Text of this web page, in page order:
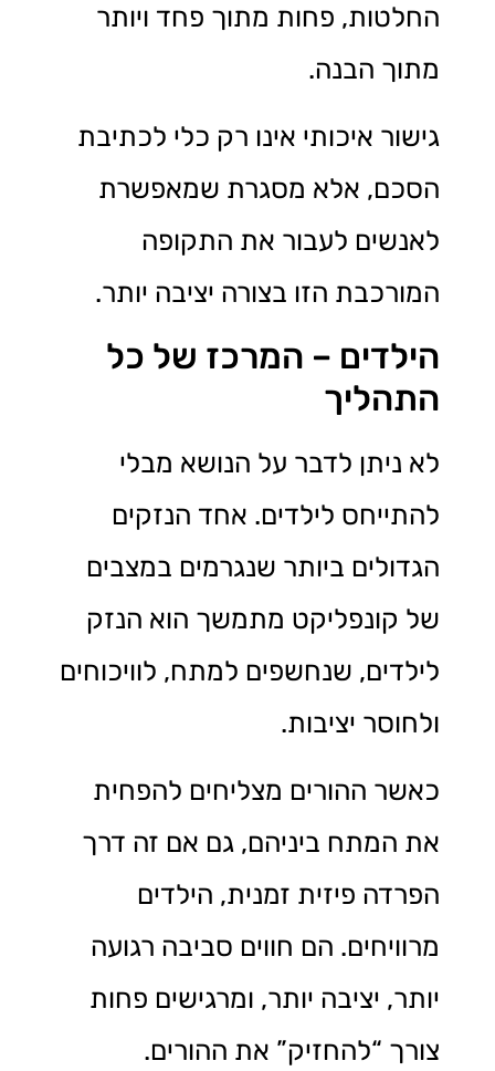
החלטות, פחות מתוך פחד ויותר
מתוך הבנה.
גישור איכותי אינו רק כלי לכתיבת
הסכם, אלא מסגרת שמאפשרת
לאנשים לעבור את התקופה
המורכבת הזו בצורה יציבה יותר.
הילדים – המרכז של כל
התהליך
לא ניתן לדבר על הנושא מבלי
להתייחס לילדים. אחד הנזקים
הגדולים ביותר שנגרמים במצבים
של קונפליקט מתמשך הוא הנזק
לילדים, שנחשפים למתח, לוויכוחים
ולחוסר יציבות.
כאשר ההורים מצליחים להפחית
את המתח ביניהם, גם אם זה דרך
הפרדה פיזית זמנית, הילדים
מרוויחים. הם חווים סביבה רגועה
יותר, יציבה יותר, ומרגישים פחות
צורך “להחזיק” את ההורים.